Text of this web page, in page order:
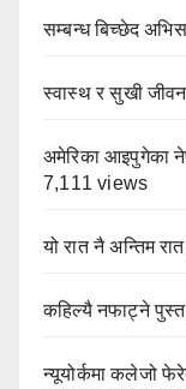
सम्बन्ध बिच्छेद
स्वास्थ र सुखी जीवन
अमेरिका आइपुगेका
7,111 views
यो रात नै अन्तिम
कहिल्यै नफाट्ने
न्यूयोर्कमा कलेजो